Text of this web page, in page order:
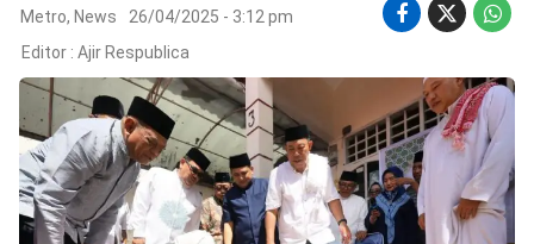
©
Copyright
2026
Respublica
.
All
Right
Reserved
Metro, News
26/04/2025 - 3:12 pm
Editor : Ajir Respublica